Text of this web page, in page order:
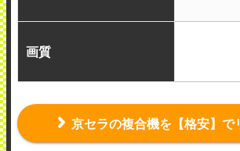
画質
京セラの複合機を【格安】で